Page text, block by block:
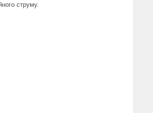
струму.